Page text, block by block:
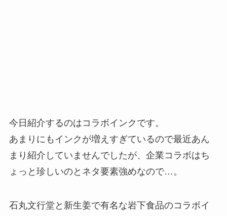
今日紹介するのはコラボインクです。
あまりにもインクが増えすぎているので最近あん
まり紹介していませんでしたが、企業コラボはち
ょっと珍しいのとネタ要素強めなので…。
石丸文行堂と新生姜で有名な岩下食品のコラボイ